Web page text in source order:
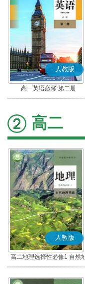
人教版
高一英语必修 第二册
高二
人教版
高二地理选择性必修1 自然地
理基础